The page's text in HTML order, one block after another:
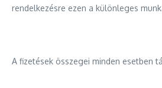
rendelkezésre ezen a különleges
A fizetések összegei minden esetben